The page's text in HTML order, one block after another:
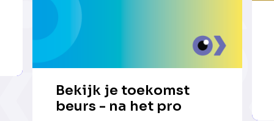
Bekijk je toekomst
beurs - na het pro